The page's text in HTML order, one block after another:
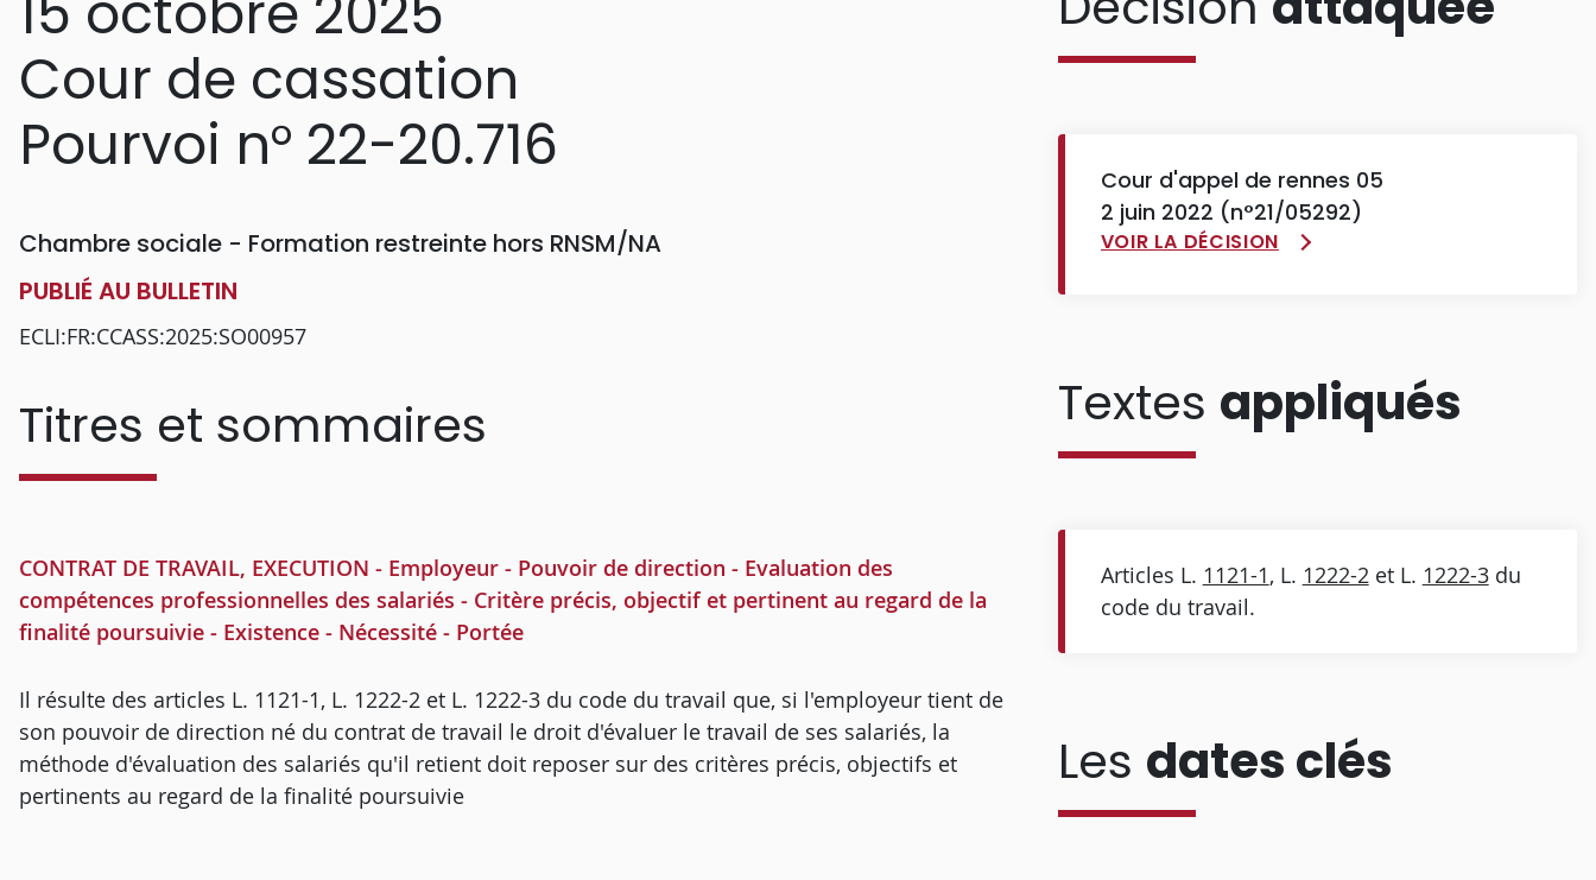
Cour de cassation
Pourvoi n° 22-20.716
Chambre sociale - Formation restreinte hors RNSM/NA
PUBLIÉ AU BULLETIN
ECLI:FR:CCASS:2025:SO00957
Titres et sommaires
CONTRAT DE TRAVAIL, EXECUTION - Employeur - Pouvoir de direction - Evaluation des
compétences professionnelles des salariés - Critère précis, objectif et pertinent au regard de la
finalité poursuivie - Existence - Nécessité - Portée
Il résulte des articles L. 1121-1, L. 1222-2 et L. 1222-3 du code du travail que, si l'employeur tient de
son pouvoir de direction né du contrat de travail le droit d'évaluer le travail de ses salariés, la
méthode d'évaluation des salariés qu'il retient doit reposer sur des critères précis, objectifs et
pertinents au regard de la finalité poursuivie
Cour d'appel de rennes 05
2 juin 2022 (n°21/05292)
VOIR LA DÉCISION
Textes appliqués
Articles L. 1121-1, L. 1222-2et L. 1222-3du
code du travail.
Les dates clés